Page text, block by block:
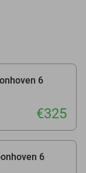
6
€325
6